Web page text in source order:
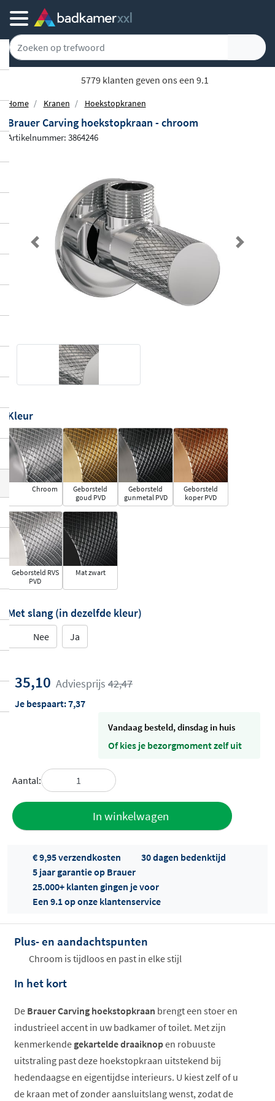
Achteraf of gespreid betalen
Home Kranen Hoekstopkranen
Brauer Carving hoekstopkraan - chroom
Artikelnummer: 3864246
Previous Next
Kleur
Chroom
Geborsteld
goud PVD
Geborsteld
gunmetal PVD
Geborsteld
koper PVD
Geborsteld RVS
PVD
Mat zwart
Met slang (in dezelfde kleur)
Nee Ja
35,10 Adviesprijs 42,47
Je bespaart:7,37
vandaag besteld, dinsdag in huis
Of kies je bezorgmoment zelf uit
Aantal:
In winkelwagen
Offertes
ophalen...
€ 9,95 verzendkosten
30 dagen bedenktijd
5 jaar garantie op Brauer
25.000+ klanten gingen je voor
Een 9.1 op onze klantenservice
Plus- en aandachtspunten
Chroom is tijdloos en past in elke stijl
In het kort
De Brauer Carving hoekstopkraan brengt een stoer en
industrieel accent in uw badkamer of toilet. Met zijn
kenmerkende gekartelde draaiknopen robuuste
uitstraling past deze hoekstopkraan uitstekend bij
hedendaagse en eigentijdse interieurs. U kiest zelf of u
de kraan met of zonder aansluitslang wenst, zodat de